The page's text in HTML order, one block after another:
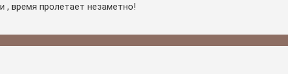
, время пролетает незаметно!